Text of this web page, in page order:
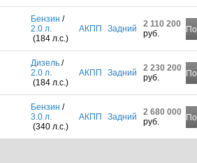
Бензин /
2.0 л.
(184 л.с.)
АКПП Задний
2 110 200
руб.
Дизель/
2.0 л.
(184 л.с.)
АКПП Задний
2 230 200
руб.
Бензин /
3.0 л.
(340 л.с.)
АКПП Задний
2 680 000
руб.